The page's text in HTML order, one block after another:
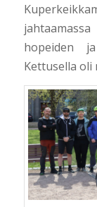
hopeiden
Kettusella oli